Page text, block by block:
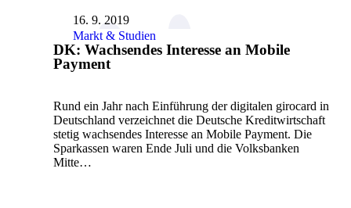
16. 9. 2019
Markt & Studien
DK: Wachsendes Interesse an Mobile
Payment
Rund ein Jahr nach Einführung der digitalen girocard in
Deutschland verzeichnet die Deutsche Kreditwirtschaft
stetig wachsendes Interesse an Mobile Payment. Die
Sparkassen waren Ende Juli und die Volksbanken
Mitte…